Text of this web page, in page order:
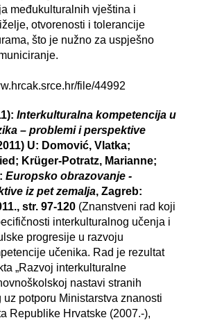
međukulturalnih vještina i
otvorenosti i tolerancije
što je nužno za uspješno
file/44992
Interkulturalna kompetencija u
– problemi i perspektive
U: Domović, Vlatka;
Krüger-Potratz, Marianne;
Europsko obrazovanje -
iz pet zemalja, Zagreb:
str. 97-120 (Znanstveni rad koji
interkulturalnog učenja i
progresije u razvoju
učenika. Rad je rezultat
„Razvoj interkulturalne
nastavi stranih
uz potporu Ministarstva znanosti
Republike Hrvatske (2007.-),